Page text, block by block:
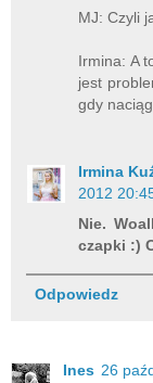
MJ: Czyli
Irmina: A
jest
gdy
Irmina
2012
Nie.
czapki :)
Odpowiedz
Ines 26